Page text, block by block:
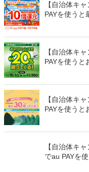
【自治体キ
PAYを使うと
【自治体キ
PAYを使うと
【自治体キ
PAYを使うと
【自治体キ
でau PAYを